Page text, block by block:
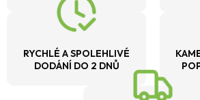
RYCHLÉ A SPOLEHLIVÉ
DODÁNÍ DO 2 DNŮ